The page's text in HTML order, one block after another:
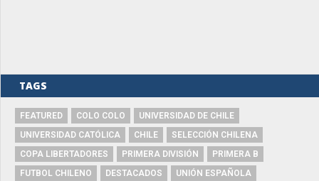
TAGS
FEATURED COLO COLO
UNIVERSIDAD DE CHILE
UNIVERSIDAD CATÓLICA
CHILE
SELECCIÓN CHILENA
COPA LIBERTADORES
PRIMERA DIVISIÓN
PRIMERA B
FUTBOL CHILENO
DESTACADOS
UNIÓN ESPAÑOLA